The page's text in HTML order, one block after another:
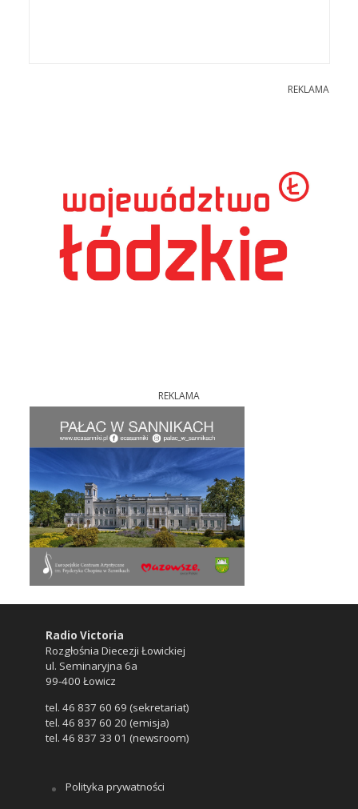
REKLAMA
REKLAMA
Radio Victoria
Rozgłośnia Diecezji Łowickiej
ul. Seminaryjna 6a
99-400 Łowicz
tel. 46 837 60 69 (sekretariat)
tel. 46 837 60 20 (emisja)
tel. 46 837 33 01 (newsroom)
Polityka prywatności